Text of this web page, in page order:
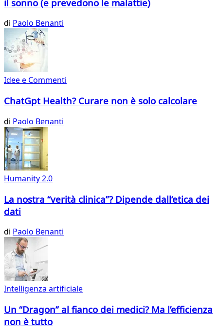
il sonno (e prevedono le malattie)
di Paolo Benanti
Idee e Commenti
ChatGpt Health? Curare non è solo calcolare
di Paolo Benanti
Humanity 2.0
La nostra “verità clinica”? Dipende dall’etica dei
dati
di Paolo Benanti
Intelligenza artificiale
Un “Dragon” al fianco dei medici? Ma l’efficienza
non è tutto